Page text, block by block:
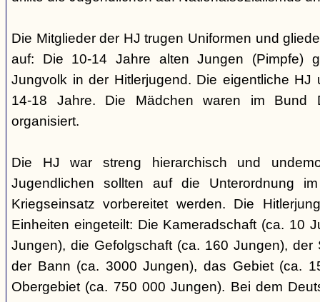
Die Mitglieder der HJ trugen Uniformen und
auf: Die 10-14 Jahre alten Jungen (Pimpfe)
Jungvolk in der Hitlerjugend. Die eigentliche HJ
14-18 Jahre. Die Mädchen waren im Bund
organisiert.
Die HJ war streng hierarchisch und
Jugendlichen sollten auf die Unterordnung
Kriegseinsatz vorbereitet werden. Die
Einheiten eingeteilt: Die Kameradschaft (ca. 10
Jungen), die Gefolgschaft (ca. 160 Jungen), der
der Bann (ca. 3000 Jungen), das Gebiet (ca.
Obergebiet (ca. 750 000 Jungen). Bei dem